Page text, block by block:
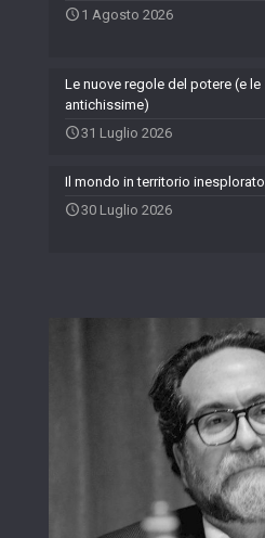
1 Agosto 2026
Le nuove regole del potere (e le
antichissime)
31 Luglio 2026
Il mondo in territorio inesplorato
30 Luglio 2026